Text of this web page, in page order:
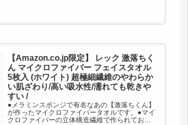
【Amazon.co.jp限定】 レック 激落ちく
ん マイクロファイバー フェイスタオル
5枚入 (ホワイト) 超極細繊維のやわらか
い肌ざわり/高い吸水性/濡れても乾きや
すい /
●メラミンスポンジで有名なあの【激落ちくん】
が作ったマイクロファイバータオルです。●マイ
クロファイバーの立体構造繊維で作られてお